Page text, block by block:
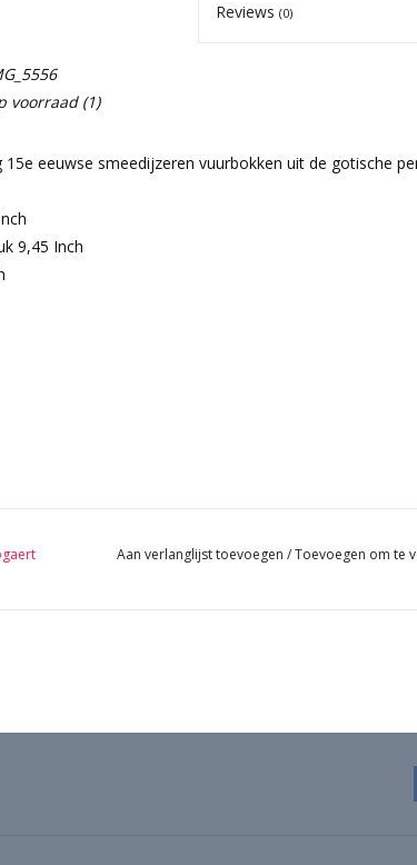
Reviews(0)
voorraad(1)
15e eeuwse smeedijzeren vuurbokken uit de gotische
9,45 Inch
Aan verlanglijst toevoegen /Toevoegen om te